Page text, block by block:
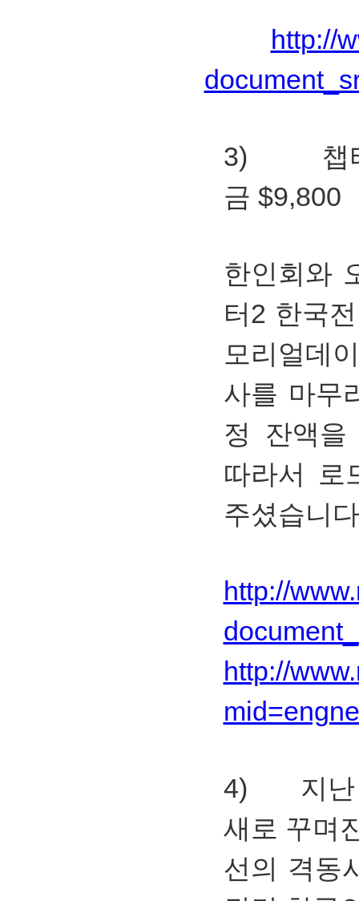
http://
3) 챕터
금 $9,800
한인회와
터2 한국
모리얼데
사를 마무
정 잔액을
따라서 로
주셨습니
http://
http://
4) 지난
새로 꾸며
선의 격동